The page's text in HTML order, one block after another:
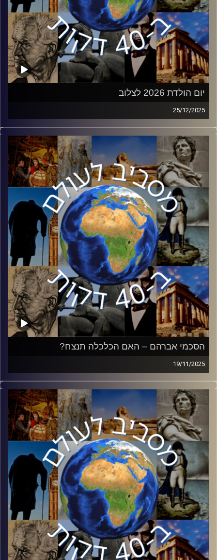
יום הולדת 2026 לצלוב
25/12/2025
ההיסטוריה מלאה באנשים משפיעים, אך אין ספק כי ישו נמצא
בראשית הרשימה. לכבוד הכריסמס, שיחה עם פרופסור אביעד
קליינברג על השפעותיה של הנצרות לאורך ההיסטוריה, תרומתה
לעיצוב התרבות המערבית והתחרות אל מול היהדות. פרופסור
קליינברג הוא מומחה לנצרות. ספריו התפרסמו בהוצאות
יוקרתיות בעולם ותורגמו לשפות רבות. בעברית ראו אור בין
היתר מדריך לחילוני, קריאת ביניים ושבעת החטאים.
קרדיט תמונות:יוסי מצרי
הסכמי אברהם – האם הכלכלה תנצח?
19/11/2025
לאחר סיום המלחמה ברצועת עזה, החלו עבודות בבית הלבן
להרחבת הסכמי אברהם. על פי התקשורת העולמית, המדינות
המרכזיות העשויות להצטרף הן ערב הסעודית ואינדונזיה. כיצד
ההסכמים ישפיעו על הכלכלה הישראלית? מה המדינות הללו
יכולית להרוויח מנרמול היחסים עם ישראל? צפריר אסף,
מומחה לשווקים מתעוררים, פיתוח עסקי ויעוץ אסטרטגי
לבנקים בינלאומיים לפיתוח והשקעות אימפקט הצטרף כדי
לענות על כל השאלות.
קרדיט תמונות:יוסי מצרי